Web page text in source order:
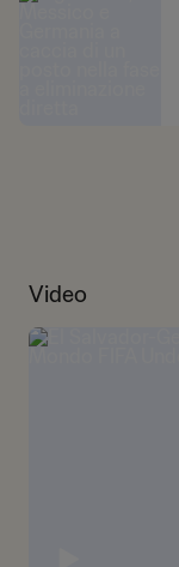
Video